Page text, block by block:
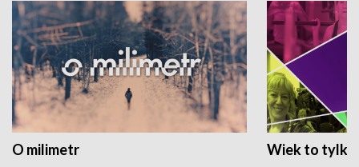
O milimetr Wiek to tylko